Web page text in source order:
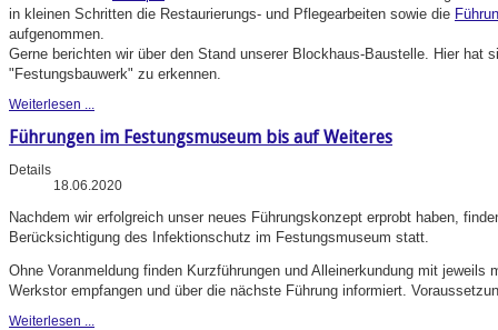
in kleinen Schritten die Restaurierungs- und Pflegearbeiten sowie die
aufgenommen.
Gerne berichten wir über den Stand unserer Blockhaus-Baustelle. Hier hat
"Festungsbauwerk" zu erkennen.
Weiterlesen ...
Führungen im Festungsmuseum bis auf Weiteres
Details
18.06.2020
Nachdem wir erfolgreich unser neues Führungskonzept erprobt haben,
Berücksichtigung des Infektionschutz im Festungsmuseum statt.
Ohne Voranmeldung finden Kurzführungen und Alleinerkundung mit
Werkstor empfangen und über die nächste Führung informiert.
Weiterlesen ...